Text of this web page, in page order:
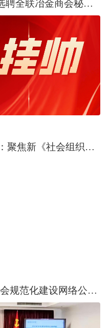
关于面向社会“揭榜挂帅”选聘全联冶金商会秘书长的公告
商会讲堂第二讲成功举办：聚焦新《社会组织评估管理办法》，助力商会规范化建设
商会讲堂开讲 首期全国商会规范化建设网络公益课程成功举办